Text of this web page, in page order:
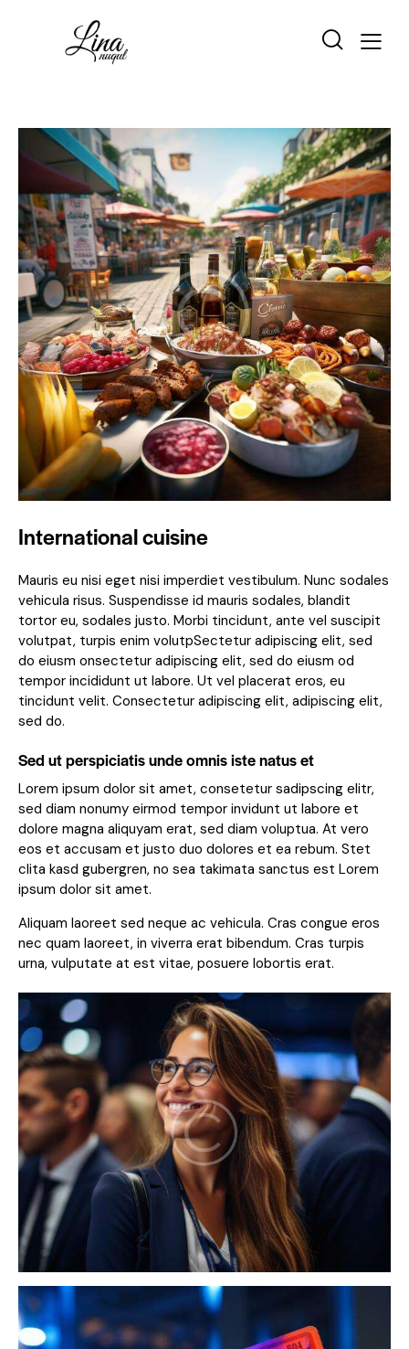
International cuisine
Mauris eu nisi eget nisi imperdiet vestibulum. Nunc sodales
vehicula risus. Suspendisse id mauris sodales, blandit
tortor eu, sodales justo. Morbi tincidunt, ante vel suscipit
volutpat, turpis enim volutpSectetur adipiscing elit, sed
do eiusm onsectetur adipiscing elit, sed do eiusm od
tempor incididunt ut labore. Ut vel placerat eros, eu
tincidunt velit. Consectetur adipiscing elit, adipiscing elit,
sed do.
Sed ut perspiciatis unde omnis iste natus et
Lorem ipsum dolor sit amet, consetetur sadipscing elitr,
sed diam nonumy eirmod tempor invidunt ut labore et
dolore magna aliquyam erat, sed diam voluptua. At vero
eos et accusam et justo duo dolores et ea rebum. Stet
clita kasd gubergren, no sea takimata sanctus est Lorem
ipsum dolor sit amet.
Aliquam laoreet sed neque ac vehicula. Cras congue eros
nec quam laoreet, in viverra erat bibendum. Cras turpis
urna, vulputate at est vitae, posuere lobortis erat.